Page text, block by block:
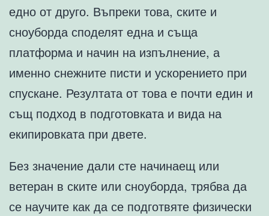
едно от друго. Въпреки това, ските и
сноуборда споделят една и съща
платформа и начин на изпълнение, а
именно снежните писти и ускорението при
спускане. Резултата от това е почти един и
същ подход в подготовката и вида на
екипировката при двете.
Без значение дали сте начинаещ или
ветеран в ските или сноуборда, трябва да
се научите как да се подготвяте физически